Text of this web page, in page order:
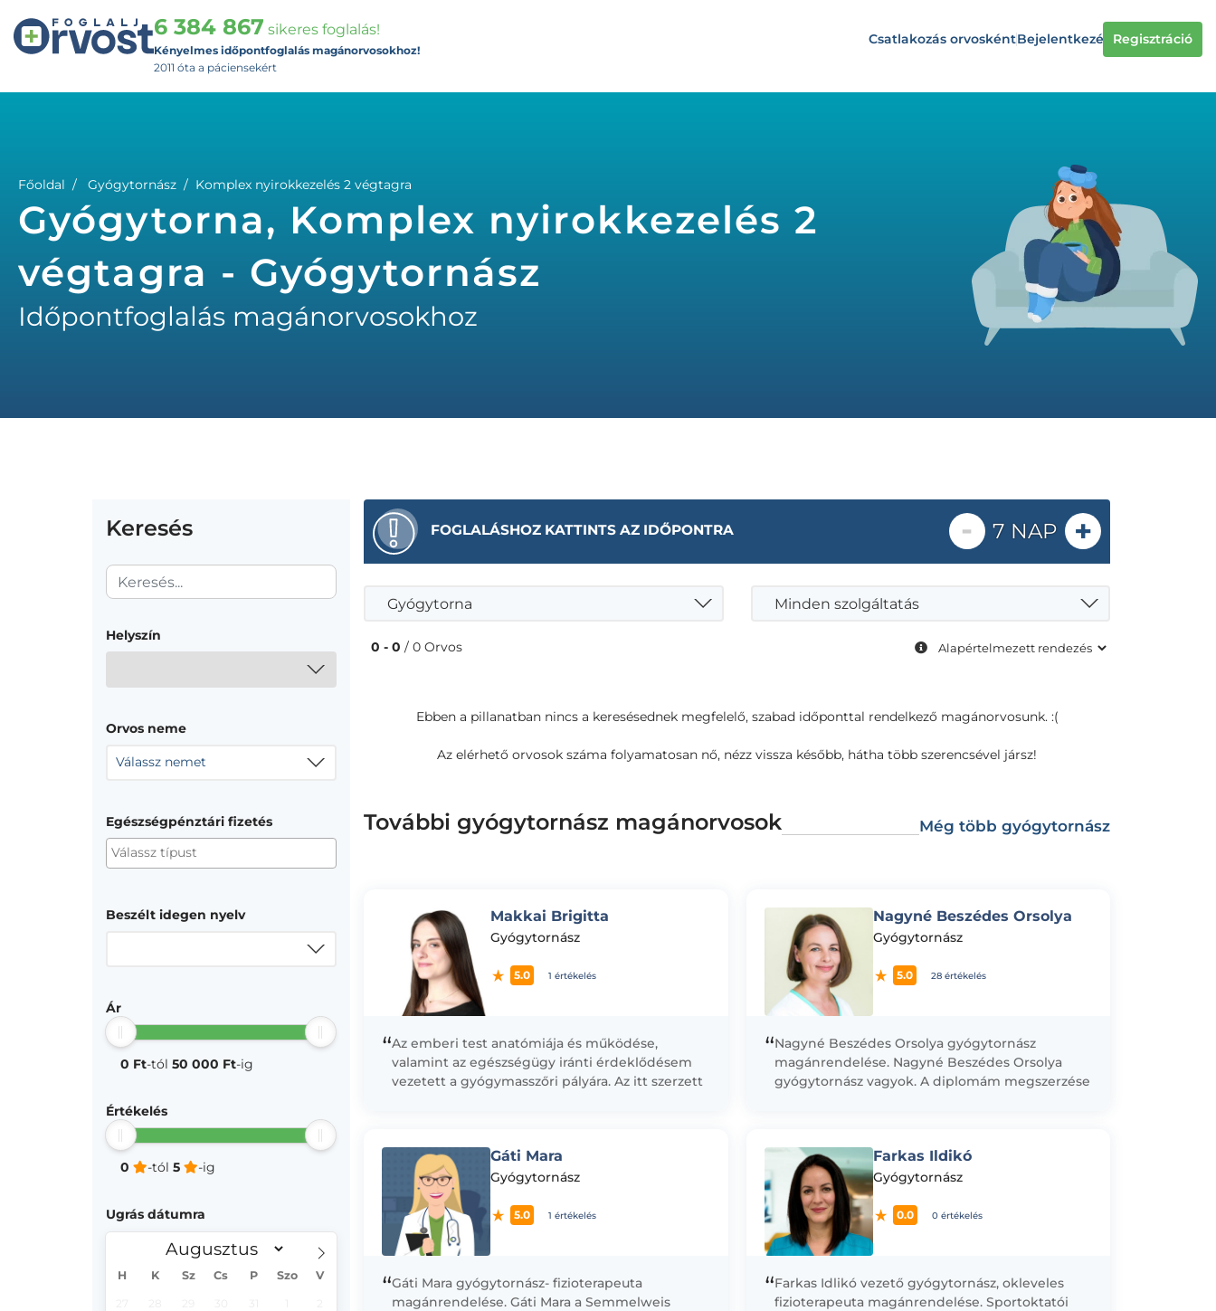
6 384 867 sikeres foglalás!
Kényelmes időpontfoglalás magánorvosokhoz!
2011 óta a páciensekért
Csatlakozás orvoskéntBejelentkezés Regisztráció
Főoldal Gyógytornász Komplex nyirokkezelés 2 végtagra
Gyógytorna, Komplex nyirokkezelés 2
végtagra - Gyógytornász
Időpontfoglalás magánorvosokhoz
Keresés
Helyszín
Orvos neme
Válassz nemet
Egészségpénztári fizetés
Beszélt idegen nyelv
Ár
0 Ft-tól 50 000 Ft-ig
Értékelés
0 -tól 5 -ig
Ugrás dátumra
H K Sz Cs P Szo V
FOGLALÁSHOZ KATTINTS AZ IDŐPONTRA - 7 NAP +
Gyógytorna Minden szolgáltatás
0 - 0 / 0 Orvos
Ebben a pillanatban nincs a keresésednek megfelelő, szabad időponttal rendelkező magánorvosunk. :(
Az elérhető orvosok száma folyamatosan nő, nézz vissza később, hátha több szerencsével jársz!
További gyógytornász magánorvosok Még több gyógytornász
Makkai Brigitta
Gyógytornász
5.0 1 értékelés
“Az emberi test anatómiája és működése,
valamint az egészségügy iránti érdeklődésem
vezetett a gyógymasszőri pályára. Az itt szerzett
Nagyné Beszédes Orsolya
Gyógytornász
5.0 28 értékelés
“Nagyné Beszédes Orsolya gyógytornász
magánrendelése. Nagyné Beszédes Orsolya
gyógytornász vagyok. A diplomám megszerzése
Gáti Mara
Gyógytornász
5.0 1 értékelés
“Gáti Mara gyógytornász- fizioterapeuta
magánrendelése. Gáti Mara a Semmelweis
Farkas Ildikó
Gyógytornász
0.0 0 értékelés
“Farkas Idlikó vezető gyógytornász, okleveles
fizioterapeuta magánrendelése. Sportoktatói